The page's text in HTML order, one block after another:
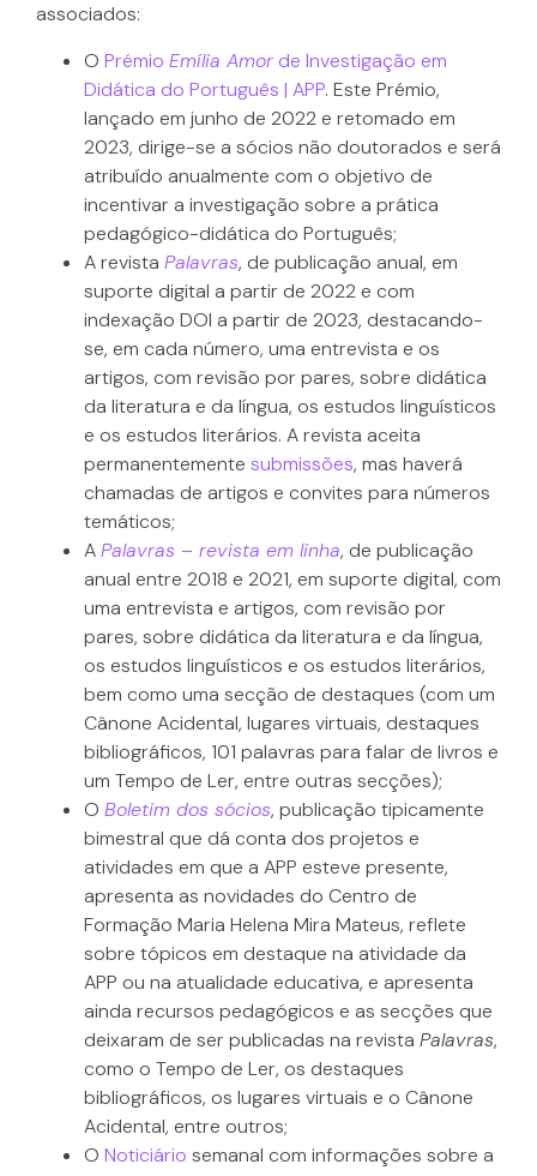
associados:
O Prémio Emília Amor de Investigação em
Didática do Português | APP. Este Prémio,
lançado em junho de 2022 e retomado em
2023, dirige-se a sócios não doutorados e será
atribuído anualmente com o objetivo de
incentivar a investigação sobre a prática
pedagógico-didática do Português;
A revista Palavras, de publicação anual, em
suporte digital a partir de 2022 e com
indexação DOI a partir de 2023, destacando-
se, em cada número, uma entrevista e os
artigos, com revisão por pares, sobre didática
da literatura e da língua, os estudos linguísticos
e os estudos literários. A revista aceita
permanentemente submissões, mas haverá
chamadas de artigos e convites para números
temáticos;
APalavras – revista em linha, de publicação
anual entre 2018 e 2021, em suporte digital, com
uma entrevista e artigos, com revisão por
pares, sobre didática da literatura e da língua,
os estudos linguísticos e os estudos literários,
bem como uma secção de destaques (com um
Cânone Acidental, lugares virtuais, destaques
bibliográficos, 101 palavras para falar de livros e
um Tempo de Ler, entre outras secções);
O Boletim dos sócios, publicação tipicamente
bimestral que dá conta dos projetos e
atividades em que a APP esteve presente,
apresenta as novidades do Centro de
Formação Maria Helena Mira Mateus, reflete
sobre tópicos em destaque na atividade da
APP ou na atualidade educativa, e apresenta
ainda recursos pedagógicos e as secções que
deixaram de ser publicadas na revista Palavras,
como o Tempo de Ler, os destaques
bibliográficos, os lugares virtuais e o Cânone
Acidental, entre outros;
O Noticiário semanal com informações sobre a